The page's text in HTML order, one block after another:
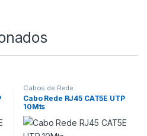
Cabos de Rede
Cabo Rede RJ45 CAT5E UTP
10Mts